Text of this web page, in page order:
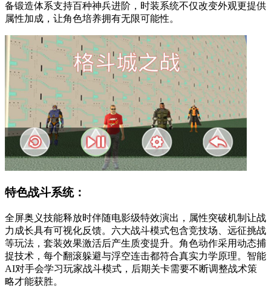
备锻造体系支持百种神兵进阶，时装系统不仅改变外观更提供
属性加成，让角色培养拥有无限可能性。
特色战斗系统：
全屏奥义技能释放时伴随电影级特效演出，属性突破机制让战
力成长具有可视化反馈。六大战斗模式包含竞技场、远征挑战
等玩法，套装效果激活后产生质变提升。角色动作采用动态捕
捉技术，每个翻滚躲避与浮空连击都符合真实力学原理。智能
AI对手会学习玩家战斗模式，后期关卡需要不断调整战术策
略才能获胜。